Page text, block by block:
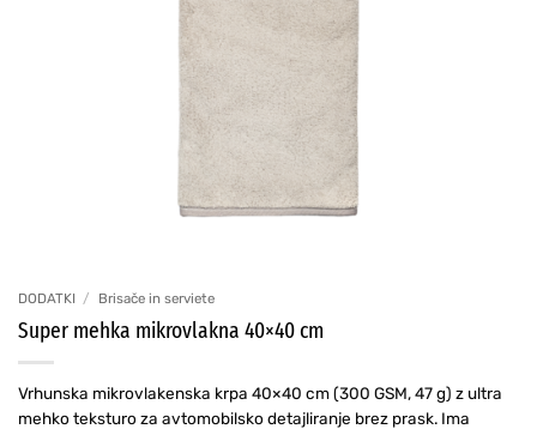
DODATKI / Brisače in serviete
Super mehka mikrovlakna 40×40 cm
Vrhunska mikrovlakenska krpa 40×40 cm (300 GSM, 47 g) z ultra
mehko teksturo za avtomobilsko detajliranje brez prask. Ima